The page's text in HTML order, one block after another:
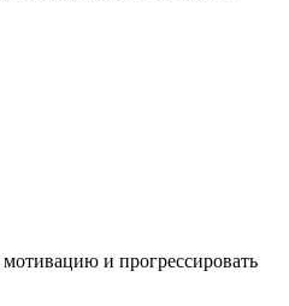
и прогрессировать